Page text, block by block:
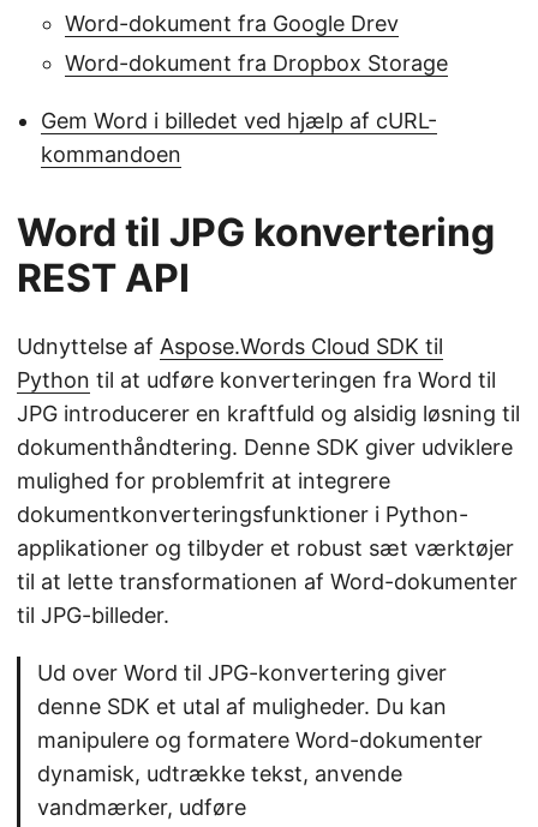
Word-dokument fra Google Drev
Word-dokument fra Dropbox Storage
Gem Word i billedet ved hjælp af cURL-
kommandoen
Word til JPG konvertering
REST API
Udnyttelse af Aspose.Words Cloud SDK til
Python til at udføre konverteringen fra Word til
JPG introducerer en kraftfuld og alsidig løsning til
dokumenthåndtering. Denne SDK giver udviklere
mulighed for problemfrit at integrere
dokumentkonverteringsfunktioner i Python-
applikationer og tilbyder et robust sæt værktøjer
til at lette transformationen af Word-dokumenter
til JPG-billeder.
Ud over Word til JPG-konvertering giver
denne SDK et utal af muligheder. Du kan
manipulere og formatere Word-dokumenter
dynamisk, udtrække tekst, anvende
vandmærker, udføre